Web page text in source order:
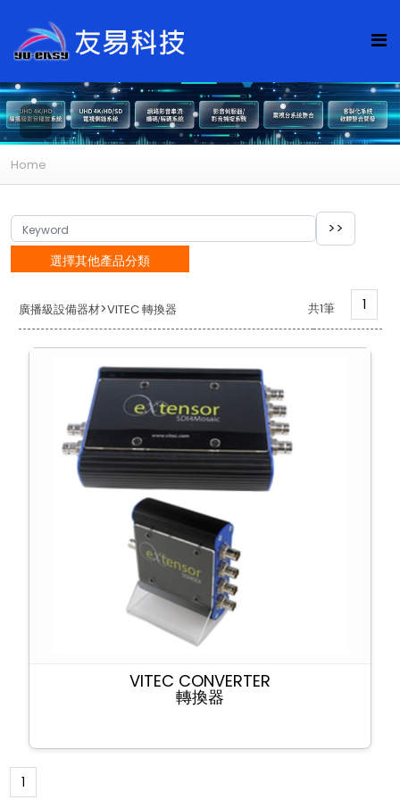
Home
選擇其他產品分類
廣播級設備器材>VITEC 轉換器 共1筆 1
VITEC CONVERTER
轉換器
1